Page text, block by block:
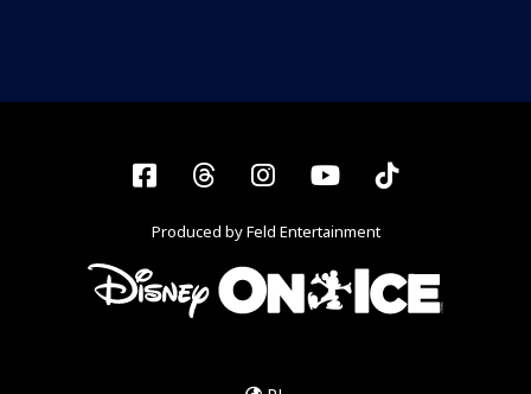
Facebook
ThreadsInstagram
YouTubeTiktok
Produced by Feld Entertainment